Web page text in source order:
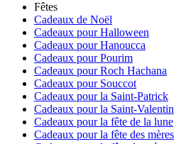
Fêtes
Cadeaux de Noël
Cadeaux pour Halloween
Cadeaux pour Hanoucca
Cadeaux pour Pourim
Cadeaux pour Roch Hachana
Cadeaux pour Souccot
Cadeaux pour la Saint-Patrick
Cadeaux pour la Saint-Valentin
Cadeaux pour la fête de la lune
Cadeaux pour la fête des mères